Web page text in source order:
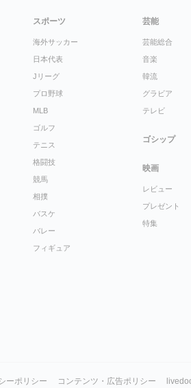
スポーツ
海外サッカー
日本代表
Jリーグ
プロ野球
MLB
ゴルフ
テニス
格闘技
競馬
相撲
バスケ
バレー
フィギュア
芸能
芸能総合
音楽
韓流
グラビア
テレビ
ゴシップ
映画
レビュー
プレゼント
特集
ーポリシー コンテンツ・広告ポリシー